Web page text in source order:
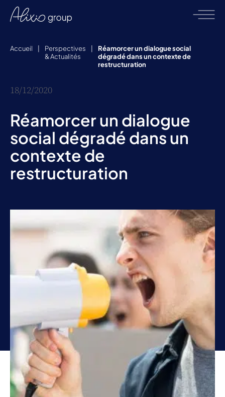
Accueil
Perspectives
& Actualités
Réamorcer un dialogue social
dégradé dans un contexte de
restructuration
18/12/2020
Réamorcer un dialogue
social dégradé dans un
contexte de
restructuration